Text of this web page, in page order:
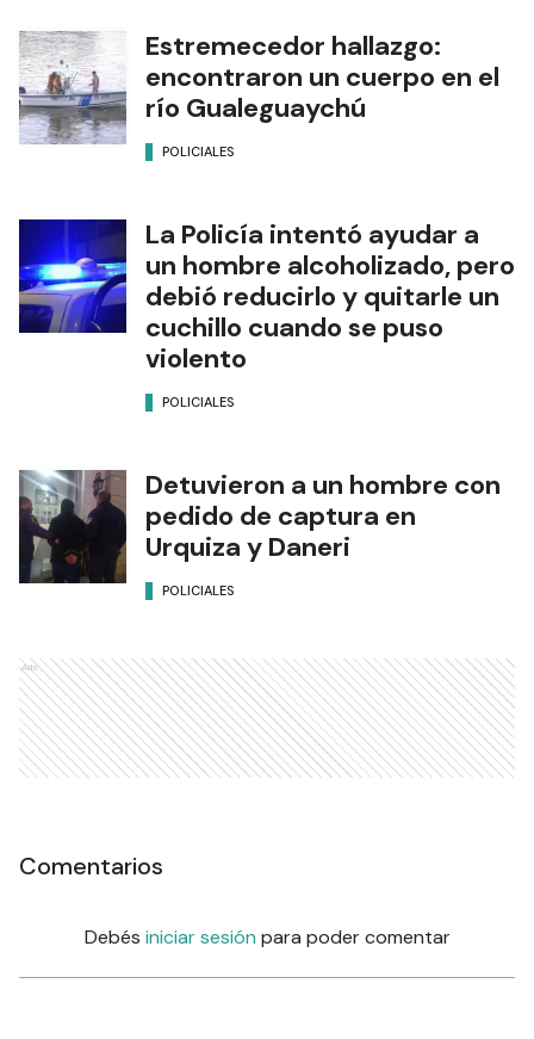
Estremecedor hallazgo:
encontraron un cuerpo en el
río Gualeguaychú
POLICIALES
La Policía intentó ayudar a
un hombre alcoholizado, pero
debió reducirlo y quitarle un
cuchillo cuando se puso
violento
POLICIALES
Detuvieron a un hombre con
pedido de captura en
Urquiza y Daneri
POLICIALES
Ads
Comentarios
Debés iniciar sesión para poder comentar